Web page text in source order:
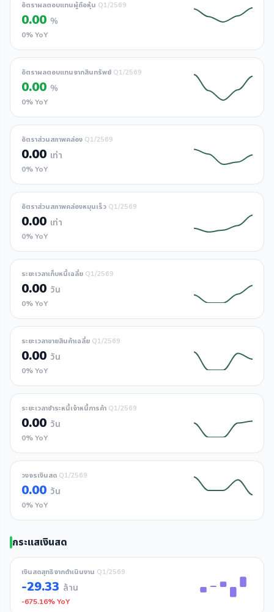
อัตราผลตอบแทนผู้ถือหุ้น Q1/2569
0.00 %
0% YoY
อัตราผลตอบแทนจากสินทรัพย์ Q1/2569
0.00 %
0% YoY
อัตราส่วนสภาพคล่อง Q1/2569
0.00 เท่า
0% YoY
อัตราส่วนสภาพคล่องหมุนเร็ว Q1/2569
0.00 เท่า
0% YoY
ระยะเวลาเก็บหนี้เฉลี่ย Q1/2569
0.00 วัน
0% YoY
ระยะเวลาขายสินค้าเฉลี่ย Q1/2569
0.00 วัน
0% YoY
ระยะเวลาชำระหนี้เจ้าหนี้การค้า Q1/2569
0.00 วัน
0% YoY
วงจรเงินสด Q1/2569
0.00 วัน
0% YoY
กระแสเงินสด
เงินสดสุทธิจากดำเนินงาน Q1/2569
-29.33 ล้าน
-675.16% YoY